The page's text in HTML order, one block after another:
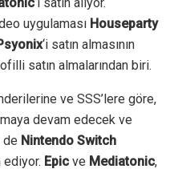
uygulaması Houseparty
‘i satın almasının
satın almalarından biri.
ve SSS’lere göre,
devam edecek ve
Nintendo Switch
Epic ve Mediatonic,